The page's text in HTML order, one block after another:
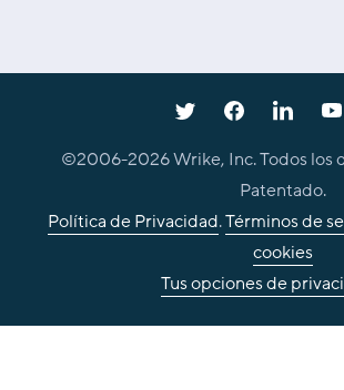
©2006-2026Wrike, Inc. Todos los
Patentado.
Política de Privacidad.Términos de
cookies
Tus opciones de